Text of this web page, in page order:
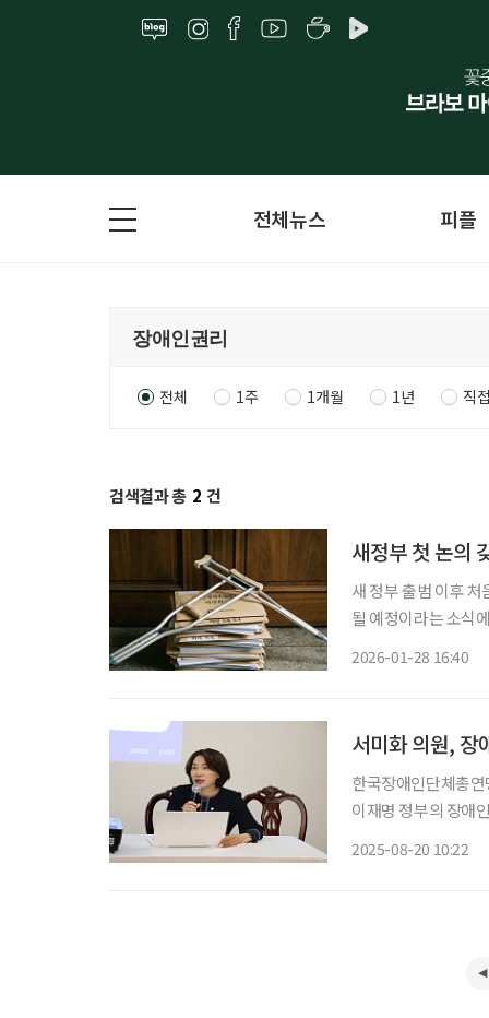
전체뉴스 피플
전체 1주 1개월 1년 직
검색결과 총 2 건
새정부 첫 논의
새 정부 출범 이후
될 예정이라는 소식
2026-01-28 16:40
서미화 의원, 장
한국장애인단체총
이재명 정부의 장애
2025-08-20 10:22